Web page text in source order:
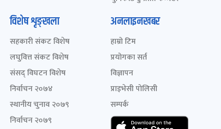
विशेष शृङ्खला
सहकारी संकट विशेष
लघुवित्त संकट विशेष
संसद् विघटन विशेष
निर्वाचन २०७४
स्थानीय चुनाव २०७९
निर्वाचन २०७९
अनलाइनखबर
हाम्रो टिम
प्रयोगका सर्त
विज्ञापन
प्राइभेसी पोलिसी
सम्पर्क